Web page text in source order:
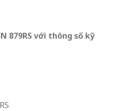
879RS với thông số kỹ